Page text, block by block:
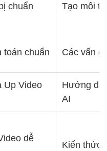
chuẩn Tạo môi
toán chuẩn Các vấn
Up Video
Hướng
AI
dễ
Kiến thức